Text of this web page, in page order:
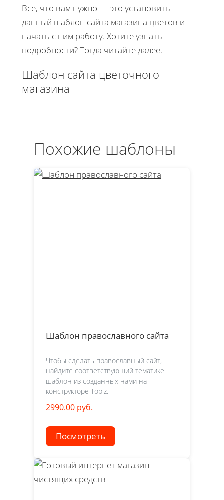
Все, что вам нужно — это установить
данный шаблон сайта магазина цветов и
начать с ним работу. Хотите узнать
подробности? Тогда читайте далее.
Шаблон сайта цветочного
магазина
Похожие шаблоны
Шаблон православного сайта
Чтобы сделать православный сайт,
найдите соответствующий тематике
шаблон из созданных нами на
конструкторе Tobiz.
2990.00 руб.
Посмотреть